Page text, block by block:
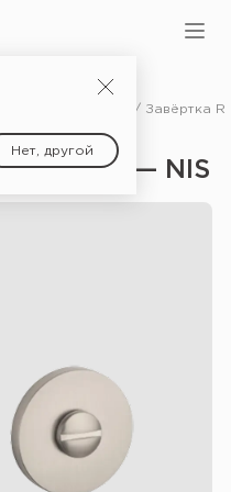
Нет, другой
Comfort — NIS